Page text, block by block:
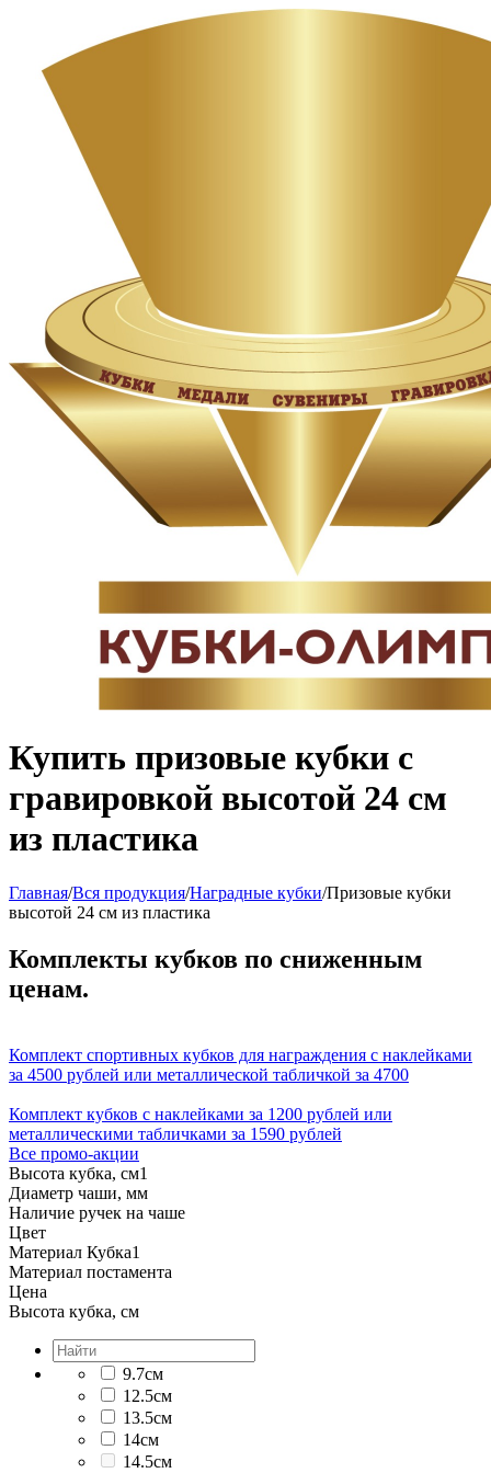
Купить призовые кубки с
гравировкой высотой 24 см
из пластика
Главная/Вся продукция/Наградные кубки/Призовые кубки
высотой 24 см из пластика
Комплекты кубков по сниженным
ценам.
Комплект спортивных кубков для награждения с наклейками
за 4500 рублей или металлической табличкой за 4700
Комплект кубков с наклейками за 1200 рублей или
металлическими табличками за 1590 рублей
Все промо-акции
Высота кубка, см1
Диаметр чаши, мм
Наличие ручек на чаше
Цвет
Материал Кубка1
Материал постамента
Цена
Высота кубка, см
9.7см
12.5см
13.5см
14см
14.5см